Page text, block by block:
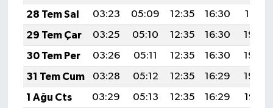
28 Tem Sal
03:23 05:09 12:35 16:30
19:51
29 Tem Çar
03:25 05:10 12:35 16:30
19:50
30 Tem Per
03:26 05:11 12:35 16:30
19:49
31 Tem Cum
03:28 05:12 12:35 16:29
19:48
1 Ağu Cts
03:29 05:13 12:35 16:29
19:47
KÜLTÜR SANAT
MAGAZİN
Otomobil
POLİTİKA